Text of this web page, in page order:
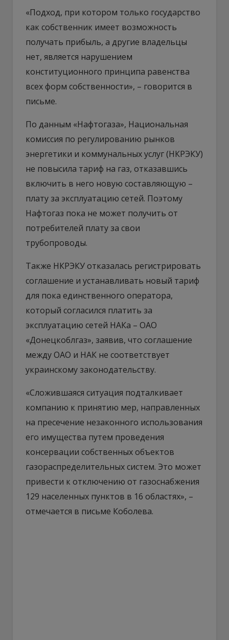
«Подход, при котором только государство
как собственник имеет возможность
получать прибыль, а другие владельцы
нет, является нарушением
конституционного принципа равенства
всех форм собственности», – говорится в
письме.
По данным «Нафтогаза», Национальная
комиссия по регулированию рынков
энергетики и коммунальных услуг (НКРЭКУ)
не повысила тариф на газ, отказавшись
включить в него новую составляющую –
плату за эксплуатацию сетей. Поэтому
Нафтогаз пока не может получить от
потребителей плату за свои
трубопроводы.
Также НКРЭКУ отказалась регистрировать
соглашение и устанавливать новый тариф
для пока единственного оператора,
который согласился платить за
эксплуатацию сетей НАКа – ОАО
«Донецкоблгаз», заявив, что соглашение
между ОАО и НАК не соответствует
украинскому законодательству.
«Сложившаяся ситуация подталкивает
компанию к принятию мер, направленных
на пресечение незаконного использования
его имущества путем проведения
консервации собственных объектов
газораспределительных систем. Это может
привести к отключению от газоснабжения
129 населенных пунктов в 16 областях», –
отмечается в письме Коболева.